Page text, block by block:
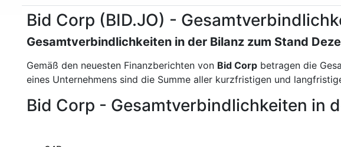
Bid Corp (BID.JO) -
Gesamtverbindlichkeiten in der Bilanz zum Stand
Gemäß den neuesten Finanzberichten von Bid Corp betragen die
eines Unternehmens sind die Summe aller kurzfristigen und
Bid Corp - Gesamtverbindlichkeiten in